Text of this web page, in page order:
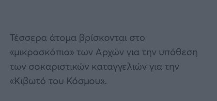
Τέσσερα άτομα βρίσκονται στο
«μικροσκόπιο» των Αρχών για την υπόθεση
των σοκαριστικών καταγγελιών για την
«Κιβωτό του Κόσμου».